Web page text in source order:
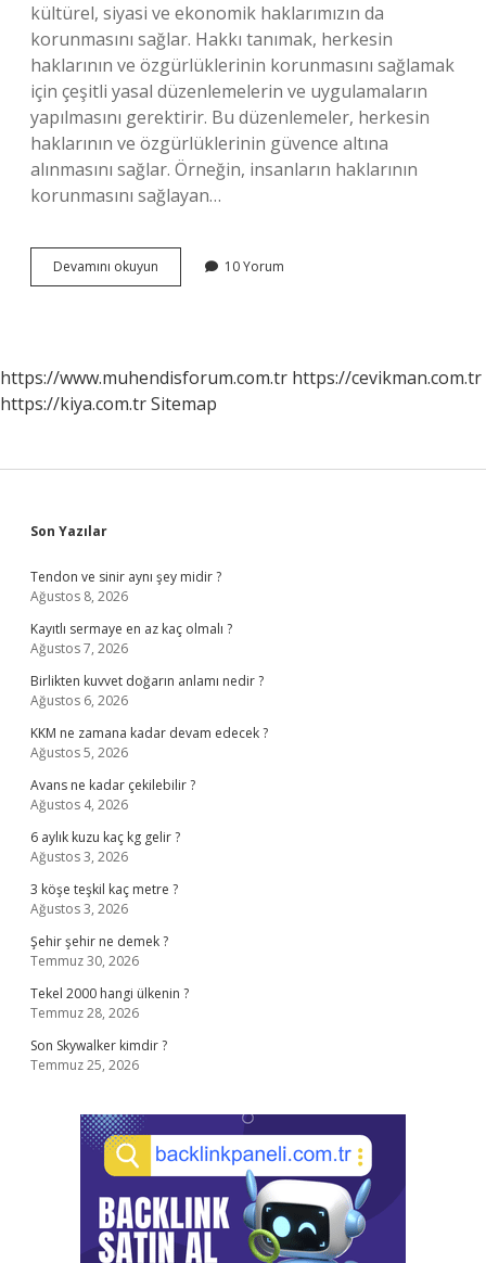
kültürel, siyasi ve ekonomik haklarımızın da
korunmasını sağlar. Hakkı tanımak, herkesin
haklarının ve özgürlüklerinin korunmasını sağlamak
için çeşitli yasal düzenlemelerin ve uygulamaların
yapılmasını gerektirir. Bu düzenlemeler, herkesin
haklarının ve özgürlüklerinin güvence altına
alınmasını sağlar. Örneğin, insanların haklarının
korunmasını sağlayan…
Devamını okuyun
tanımak
10 Yorum
https://www.muhendisforum.com.tr https://cevikman.com.tr
https://kiya.com.trSitemap
Sidebar
Son Yazılar
Tendon ve sinir aynı şey midir ?
Ağustos 8, 2026
Kayıtlı sermaye en az kaç olmalı ?
Ağustos 7, 2026
Birlikten kuvvet doğarın anlamı nedir ?
Ağustos 6, 2026
KKM ne zamana kadar devam edecek ?
Ağustos 5, 2026
Avans ne kadar çekilebilir ?
Ağustos 4, 2026
6 aylık kuzu kaç kg gelir ?
Ağustos 3, 2026
3 köşe teşkil kaç metre ?
Ağustos 3, 2026
Şehir şehir ne demek ?
Temmuz 30, 2026
Tekel 2000 hangi ülkenin ?
Temmuz 28, 2026
Son Skywalker kimdir ?
Temmuz 25, 2026